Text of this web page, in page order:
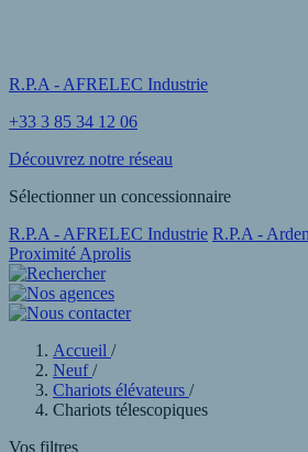
R.P.A - AFRELEC Industrie
+33 3 85 34 12 06
Découvrez notre réseau
Sélectionner un concessionnaire
R.P.A - AFRELEC Industrie R.P.A -
Proximité Aprolis
Accueil /
Neuf /
Chariots élévateurs /
Chariots télescopiques
Vos filtres